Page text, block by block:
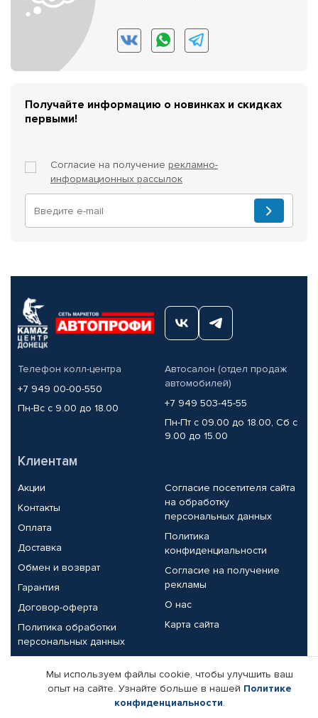
Получайте информацию о новинках и скидках
первыми!
Согласие на получение рекламно-
информационных рассылок
Телефон колл-центра
+7 949 00-00-550
Пн-Вс с 9.00 до 18.00
Автосалон (отдел продаж
автомобилей)
+7 949 503-45-55
Пн-Пт с 09.00 до 18.00, Сб с
9.00 до 15.00
Клиентам
Акции
Контакты
Оплата
Доставка
Обмен и возврат
Гарантия
Договор-оферта
Политика обработки
персональных данных
Согласие посетителя сайта
на обработку
персональных данных
Политика
конфиденциальности
Согласие на получение
рекламы
О нас
Карта сайта
Партнерам
Корпоративным клиентам
Реквизиты компании
Мы используем файлы cookie, чтобы улучшить ваш
опыт на сайте. Узнайте больше в нашей Политике
конфиденциальности.